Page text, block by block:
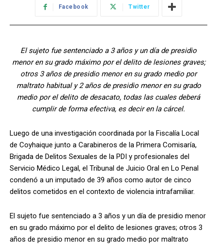
Facebook Twitter
El sujeto fue sentenciado a 3 años y un día de presidio
menor en su grado máximo por el delito de lesiones graves;
otros 3 años de presidio menor en su grado medio por
maltrato habitual y 2 años de presidio menor en su grado
medio por el delito de desacato, todas las cuales deberá
cumplir de forma efectiva, es decir en la cárcel.
Luego de una investigación coordinada por la Fiscalía Local
de Coyhaique junto a Carabineros de la Primera Comisaría,
Brigada de Delitos Sexuales de la PDI y profesionales del
Servicio Médico Legal, el Tribunal de Juicio Oral en Lo Penal
condenó a un imputado de 39 años como autor de cinco
delitos cometidos en el contexto de violencia intrafamiliar.
El sujeto fue sentenciado a 3 años y un día de presidio menor
en su grado máximo por el delito de lesiones graves; otros 3
años de presidio menor en su grado medio por maltrato